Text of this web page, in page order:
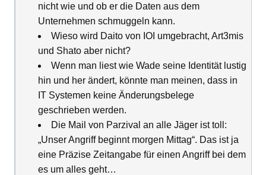
nicht wie und ob er die Daten aus dem
Unternehmen schmuggeln kann.
Wieso wird Daito von IOI umgebracht, Art3mis
und Shato aber nicht?
Wenn man liest wie Wade seine Identität lustig
hin und her ändert, könnte man meinen, dass in
IT Systemen keine Änderungsbelege
geschrieben werden.
Die Mail von Parzival an alle Jäger ist toll:
„Unser Angriff beginnt morgen Mittag“. Das ist ja
eine Präzise Zeitangabe für einen Angriff bei dem
es um alles geht…